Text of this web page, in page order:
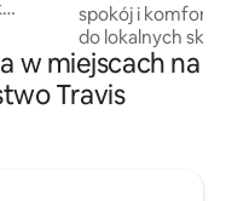
spokój i komfort
do lokalnych
Idealne na
w pobliżu, udział
krótkie pobyty
w miejscach na
Travis